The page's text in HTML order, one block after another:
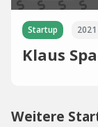
Startup 2021
Klaus
Weitere